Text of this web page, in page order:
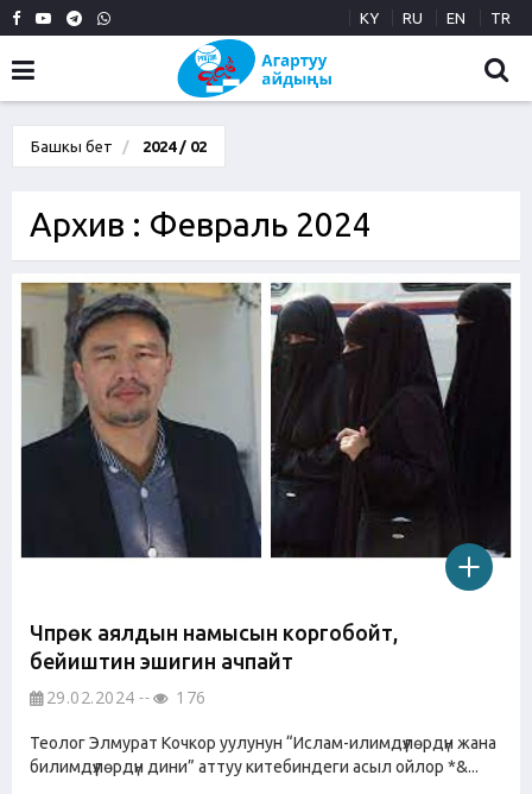
KY RU EN TR
Башкы бет 2024 / 02
Архив : Февраль 2024
Чүпүрөк аялдын намысын коргобойт,
бейиштин эшигин ачпайт
29.02.2024 176
Теолог Элмурат Кочкор уулунун “Ислам-илимдүүлөрдүн жана
билимдүүлөрдүн дини” аттуу китебиндеги асыл ойлор *&...